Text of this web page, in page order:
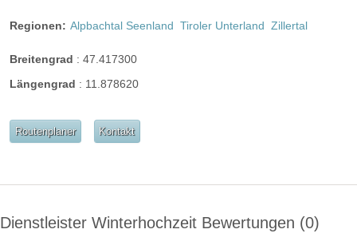
Regionen: Alpbachtal Seenland Tiroler Unterland Zillertal
Breitengrad : 47.417300
Längengrad : 11.878620
Routenplaner Kontakt
Dienstleister Winterhochzeit Bewertungen 0